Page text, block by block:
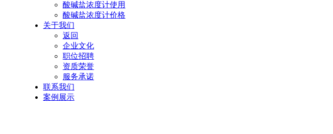
酸碱盐浓度计使用
酸碱盐浓度计价格
关于我们
返回
企业文化
职位招聘
资质荣誉
服务承诺
联系我们
案例展示